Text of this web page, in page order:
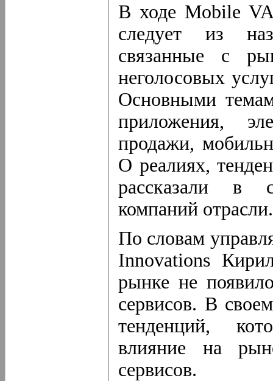
В ходе Mobile
следует из
связанные с
неголосовых
Основными
приложения,
продажи,
О реалиях,
рассказали в
компаний отрасли.
По словам
Innovations
рынке не
сервисов. В
тенденций,
влияние на
сервисов.